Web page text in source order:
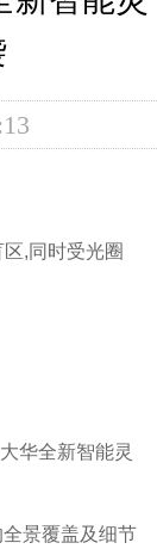
,同时受光圈
华全新智能灵
景覆盖及细节